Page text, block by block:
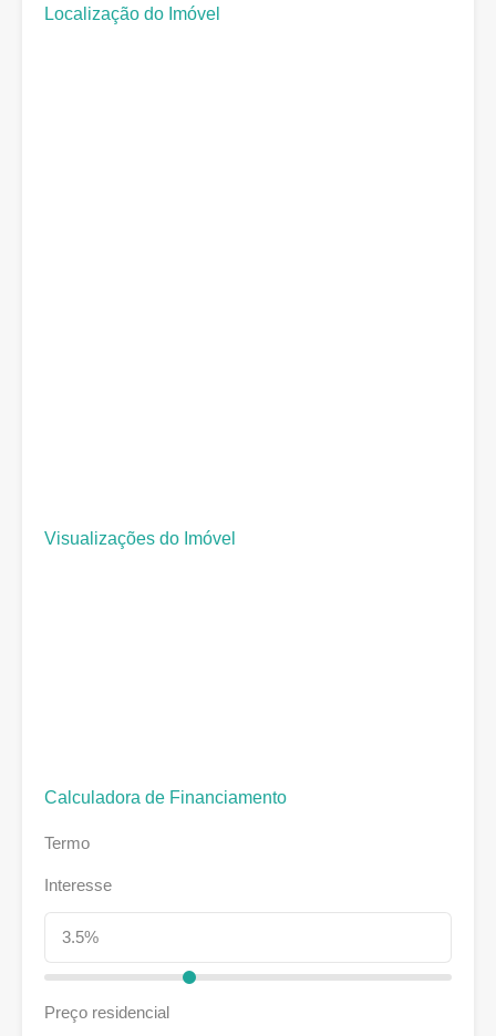
Localização do Imóvel
Visualizações do Imóvel
Calculadora de Financiamento
Termo
Interesse
Preço residencial